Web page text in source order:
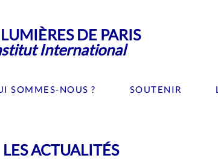
DE PARIS
International
SOMMES-NOUS ? SOUTENIR
LES ACTUALITÉS